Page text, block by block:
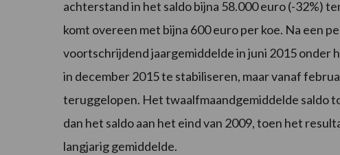
achterstand in het saldo bijna 58.000 euro (-32%)
komt overeen met bijna 600 euro per koe. Na een
voortschrijdend jaargemiddelde in juni 2015 onder
in december 2015 te stabiliseren, maar vanaf
teruggelopen. Het twaalfmaandgemiddelde saldo
dan het saldo aan het eind van 2009, toen het
langjarig gemiddelde.